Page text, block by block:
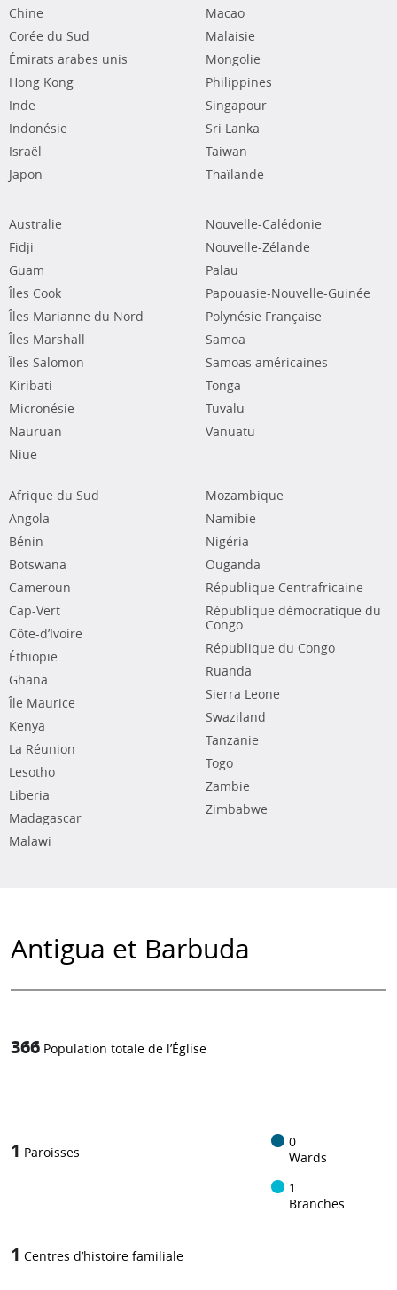
Chine
Corée du Sud
Émirats arabes unis
Hong Kong
Inde
Indonésie
Israël
Japon
Macao
Malaisie
Mongolie
Philippines
Singapour
Sri Lanka
Taiwan
Thaïlande
Australie
Fidji
Guam
Îles Cook
Îles Marianne du Nord
Îles Marshall
Îles Salomon
Kiribati
Micronésie
Nauruan
Niue
Nouvelle-Calédonie
Nouvelle-Zélande
Palau
Papouasie-Nouvelle-Guinée
Polynésie Française
Samoa
Samoas américaines
Tonga
Tuvalu
Vanuatu
Afrique du Sud
Angola
Bénin
Botswana
Cameroun
Cap-Vert
Côte-d’Ivoire
Éthiopie
Ghana
Île Maurice
Kenya
La Réunion
Lesotho
Liberia
Madagascar
Malawi
Mozambique
Namibie
Nigéria
Ouganda
République Centrafricaine
République démocratique du
Congo
République du Congo
Ruanda
Sierra Leone
Swaziland
Tanzanie
Togo
Zambie
Zimbabwe
Antigua et Barbuda
366 Population totale de l’Église
1 Paroisses
0
Wards
1
Branches
1 Centres d’histoire familiale